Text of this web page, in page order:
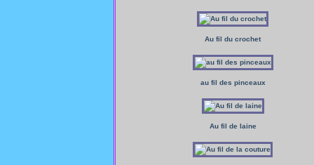
Au fil du crochet
au fil des pinceaux
Au fil de laine